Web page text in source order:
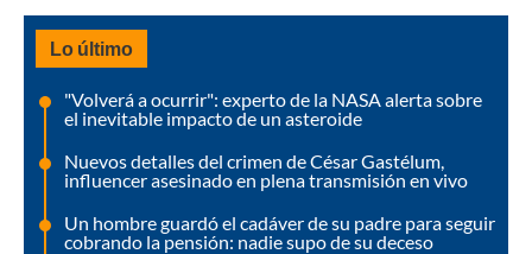
Lo último
"Volverá a ocurrir": experto de la NASA alerta sobre
el inevitable impacto de un asteroide
Nuevos detalles del crimen de César Gastélum,
influencer asesinado en plena transmisión en vivo
Un hombre guardó el cadáver de su padre para seguir
cobrando la pensión: nadie supo de su deceso